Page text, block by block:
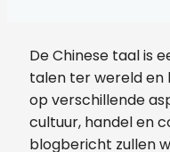
De Chinese taal is
talen ter wereld en
op verschillende
cultuur, handel en
blogbericht zullen